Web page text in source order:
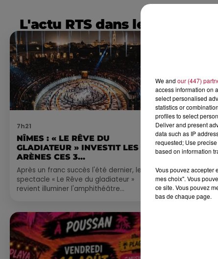
L'actu RTS dans le Sud
7h21
NÎMES : « LE RÊVE DU
GLADIATEUR » INVESTIT LES
ARÈNES CES 3...
Après un franc succès l'été dernier, le
spectacle « Le Rêve du gladiateur »
revient illuminer l'amphithéâtre
4 août 2026
FÊTE DE
We and our (447)
access information on
select personalised
statistics or
profiles to select
Deliver and present
data such as IP
requested; Use
based on information
Vous pouvez accepter
mes choix". Vous
ce site. Vous pouvez
bas de chaque page.